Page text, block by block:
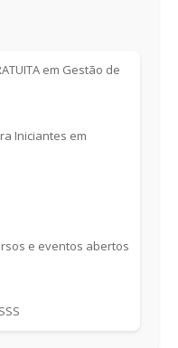
em Gestão de
Iniciantes em
e eventos abertos